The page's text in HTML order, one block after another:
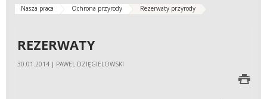
Nasza praca Ochrona przyrody Rezerwaty przyrody
REZERWATY
30.01.2014 | PAWEL DZIĘGIELOWSKI